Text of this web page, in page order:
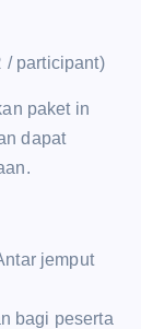
/ participant)
paket in
dapat
jemput
bagi peserta